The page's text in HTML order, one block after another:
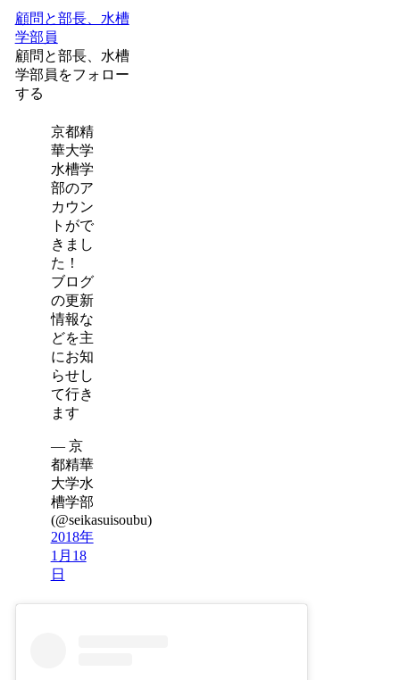
顧問と部長、水槽
学部員
顧問と部長、水槽
学部員をフォロー
する
京都精
華大学
水槽学
部のア
カウン
トがで
きまし
た！
ブログ
の更新
情報な
どを主
にお知
らせし
て行き
ます
— 京
都精華
大学水
槽学部
(@seikasuisoubu)
2018年
1月18
日